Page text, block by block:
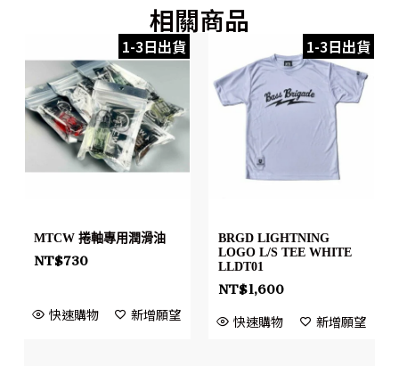
相關商品
1-3日出貨
MTCW 捲軸專用潤滑油
NT$730
快速購物 新增願望
1-3日出貨
BRGD LIGHTNING
LOGO L/S TEE WHITE
LLDT01
NT$1,600
快速購物 新增願望